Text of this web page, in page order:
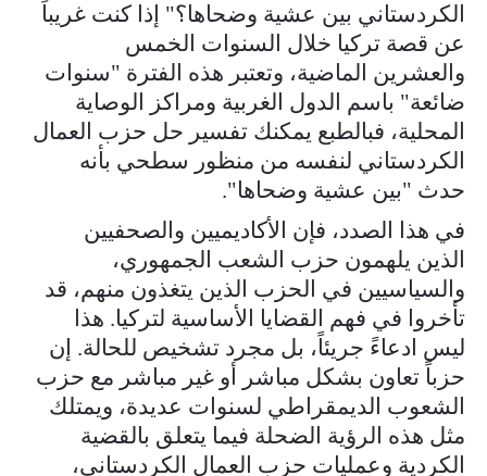
الكردستاني بين عشية وضحاها؟" إذا كنت غريباً
عن قصة تركيا خلال السنوات الخمس
والعشرين الماضية، وتعتبر هذه الفترة "سنوات
ضائعة" باسم الدول الغربية ومراكز الوصاية
المحلية، فبالطبع يمكنك تفسير حل حزب العمال
الكردستاني لنفسه من منظور سطحي بأنه
حدث "بين عشية وضحاها".
في هذا الصدد، فإن الأكاديميين والصحفيين
الذين يلهمون حزب الشعب الجمهوري،
والسياسيين في الحزب الذين يتغذون منهم، قد
تأخروا في فهم القضايا الأساسية لتركيا. هذا
ليس ادعاءً جريئاً، بل مجرد تشخيص للحالة. إن
حزباً تعاون بشكل مباشر أو غير مباشر مع حزب
الشعوب الديمقراطي لسنوات عديدة، ويمتلك
مثل هذه الرؤية الضحلة فيما يتعلق بالقضية
الكردية وعمليات حزب العمال الكردستاني،